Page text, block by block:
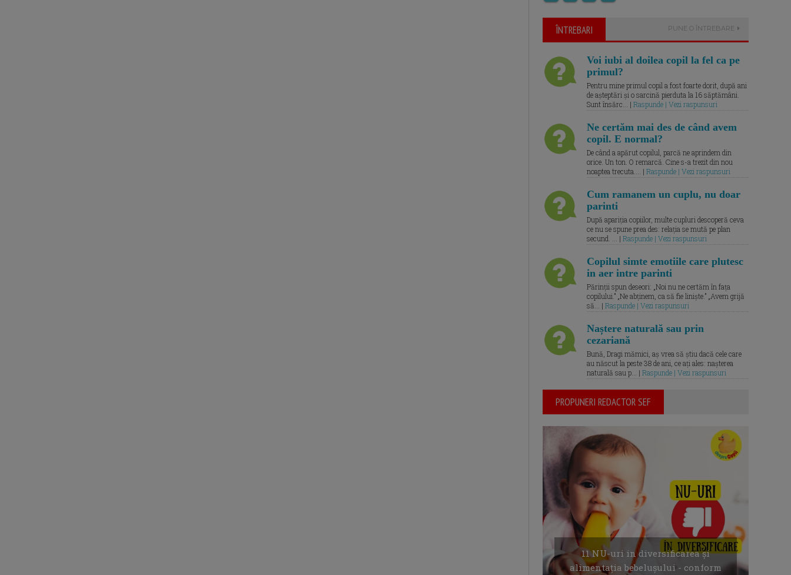
ÎNTREBARI PUNE O ÎNTREBARE
Voi iubi al doilea copil la fel ca pe
primul?
Pentru mine primul copil a fost foarte dorit, după ani
de așteptări și o sarcină pierduta la 16 săptămâni.
Sunt însărc... | Raspunde | Vezi raspunsuri
Ne certăm mai des de când avem
copil. E normal?
De când a apărut copilul, parcă ne aprindem din
orice. Un ton. O remarcă. Cine s-a trezit din nou
noaptea trecuta.... | Raspunde | Vezi raspunsuri
Cum ramanem un cuplu, nu doar
parinti
După apariția copiilor, multe cupluri descoperă ceva
ce nu se spune prea des: relația se mută pe plan
secund. ... | Raspunde | Vezi raspunsuri
Copilul simte emotiile care plutesc
in aer intre parinti
Părinții spun deseori: „Noi nu ne certăm în fața
copilului.” „Ne abținem, ca să fie liniște.” „Avem grijă
să... | Raspunde | Vezi raspunsuri
Naștere naturală sau prin
cezariană
Bună, Dragi mămici, aș vrea să știu dacă cele care
au născut la peste 38 de ani, ce ați ales: nașterea
naturală sau p... | Raspunde | Vezi raspunsuri
PROPUNERI REDACTOR SEF
11 NU-uri in diversificarea și
alimentația bebelușului - conform